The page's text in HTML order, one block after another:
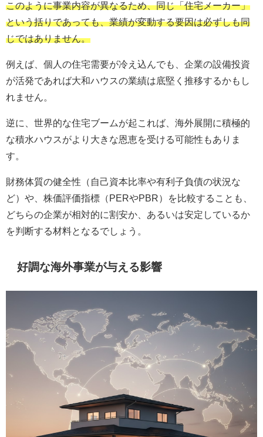
このように事業内容が異なるため、同じ「住宅メーカー」
という括りであっても、業績が変動する要因は必ずしも同
じではありません。
例えば、個人の住宅需要が冷え込んでも、企業の設備投資
が活発であれば大和ハウスの業績は底堅く推移するかもし
れません。
逆に、世界的な住宅ブームが起これば、海外展開に積極的
な積水ハウスがより大きな恩恵を受ける可能性もありま
す。
財務体質の健全性（自己資本比率や有利子負債の状況な
ど）や、株価評価指標（PERやPBR）を比較することも、
どちらの企業が相対的に割安か、あるいは安定しているか
を判断する材料となるでしょう。
好調な海外事業が与える影響